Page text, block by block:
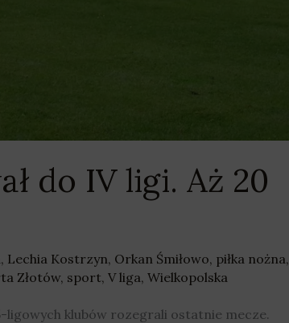
do IV ligi. Aż 20
, Lechia Kostrzyn, Orkan Śmiłowo, piłka nożna,
Złotów, sport, V liga, Wielkopolska
ligowych klubów rozegrali ostatnie mecze.